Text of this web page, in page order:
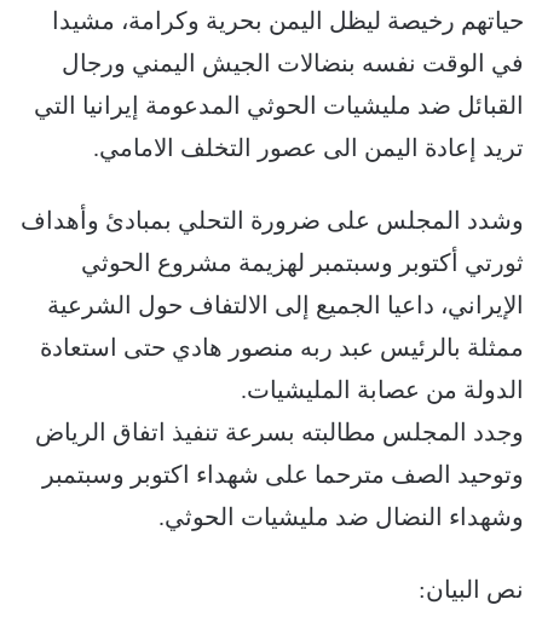
حياتهم رخيصة ليظل اليمن بحرية وكرامة، مشيدا
في الوقت نفسه بنضالات الجيش اليمني ورجال
القبائل ضد مليشيات الحوثي المدعومة إيرانيا التي
تريد إعادة اليمن الى عصور التخلف الامامي.
وشدد المجلس على ضرورة التحلي بمبادئ وأهداف
ثورتي أكتوبر وسبتمبر لهزيمة مشروع الحوثي
الإيراني، داعيا الجميع إلى الالتفاف حول الشرعية
ممثلة بالرئيس عبد ربه منصور هادي حتى استعادة
الدولة من عصابة المليشيات.
وجدد المجلس مطالبته بسرعة تنفيذ اتفاق الرياض
وتوحيد الصف مترحما على شهداء اكتوبر وسبتمبر
وشهداء النضال ضد مليشيات الحوثي.
نص البيان: